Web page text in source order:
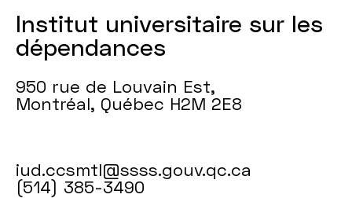
Institut universitaire sur les
dépendances
950 rue de Louvain Est,
Montréal, Québec H2M 2E8
iud.ccsmtl@ssss.gouv.qc.ca
(514) 385-3490